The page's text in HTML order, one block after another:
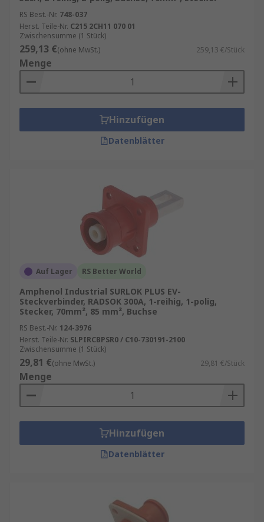
RS Best.-Nr. 748-037
Herst. Teile-Nr. C215 2CH11 070 01
Zwischensumme (1 Stück)
259,13 €(ohne MwSt.) 259,13 €/Stück
Menge
Hinzufügen
Datenblätter
Auf Lager RS Better World
Amphenol Industrial SURLOK PLUS EV-
Steckverbinder, RADSOK 300A, 1-reihig, 1-polig,
Stecker, 70mm², 85 mm², Buchse
RS Best.-Nr. 124-3976
Herst. Teile-Nr. SLPIRCBPSR0 / C10-730191-2100
Zwischensumme (1 Stück)
29,81 €(ohne MwSt.) 29,81 €/Stück
Menge
Hinzufügen
Datenblätter